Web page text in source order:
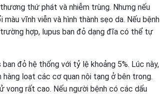
thứ phát và nhiễm trùng. Nhưng nếu
vĩnh viễn và hình thành sẹo da. Nếu bệnh
hợp, lupus ban đỏ dạng đĩa có thể tự
đỏ hệ thống với tỷ lệ khoảng 5%. Lúc này,
loạt các cơ quan nội tạng ở bên trong.
rất cao. Nếu người bệnh có các dấu